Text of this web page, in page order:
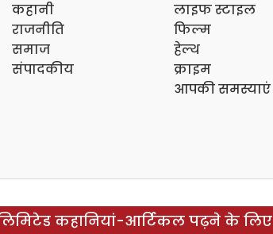
कहानी
राजनीति
समाज
संपादकीय
लाइफ स्टाइल
फिल्म
हेल्थ
क्राइम
आपकी समस्याएं
कहानियां-आर्टिकल पढ़ने के लिए